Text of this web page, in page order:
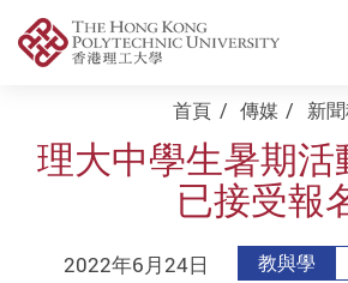
Start main content首頁 傳媒 新
理大中學生暑期活
已接受報
2022年6月24日 教與學